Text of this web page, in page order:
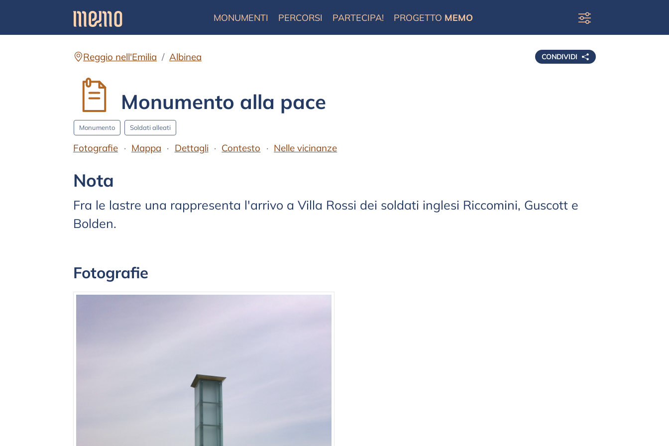
MONUMENTI PERCORSI PARTECIPA! PROGETTO MEMO
CONDIVIDI
Reggio nell'Emilia Albinea
Monumento alla pace
Monumento Soldati alleati
Fotografie Mappa Dettagli Contesto Nelle vicinanze
Testo
Nota
Fra le lastre una rappresenta l'arrivo a Villa Rossi dei soldati inglesi Riccomini, Guscott e
Bolden.
Fotografie